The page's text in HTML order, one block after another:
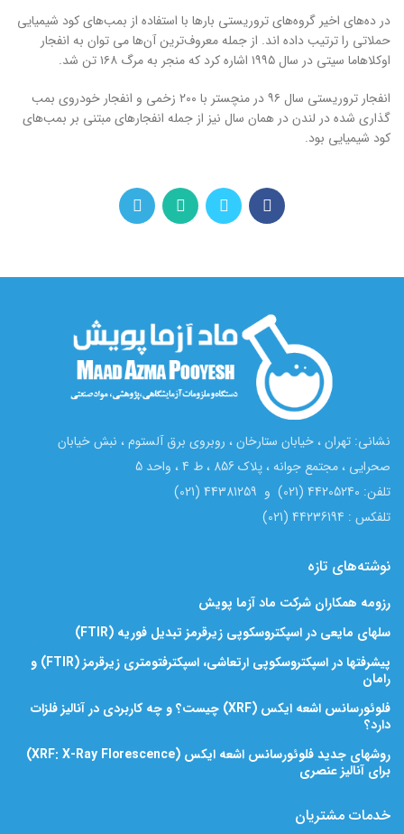
در ده‌های اخیر گروه‌های تروریستی بارها با استفاده از بمب‌های کود شیمیایی
حملاتی را ترتیب داده اند. از جمله معروف‌ترین آن‌ها می توان به انفجار
اوکلاهاما سیتی در سال ۱۹۹۵ اشاره کرد که منجر به مرگ ۱۶۸ تن شد.
انفجار تروریستی سال ۹۶ در منچستر با ۲۰۰ زخمی و انفجار خودروی بمب
گذاری شده در لندن در همان سال نیز از جمله انفجارهای مبتنی بر بمب‌های
کود شیمیایی بود.
نشانی: تهران ، خیابان ستارخان ، روبروی برق آلستوم ، نبش خیابان
صحرایی ، مجتمع جوانه ، پلاک 856 ، ط 4 ، واحد 5
تلفن: 44205240 (021) و 44381259 (021)
تلفکس : 44236194 (021)
نوشته‌های تازه
رزومه همکاران شرکت ماد آزما پویش
سلهای مایعی در اسپکتروسکوپی زیرقرمز تبدیل فوریه (FTIR)
پیشرفتها در اسپکتروسکوپی ارتعاشی، اسپکترفتومتری زیرقرمز (FTIR) و
رامان
فلوئورسانس اشعه ایکس (XRF) چیست؟ و چه کاربردی در آنالیز فلزات
دارد؟
روشهای جدید فلوئورسانس اشعه ایکس (XRF: X-Ray Florescence)
برای آنالیز عنصری
خدمات مشتریان